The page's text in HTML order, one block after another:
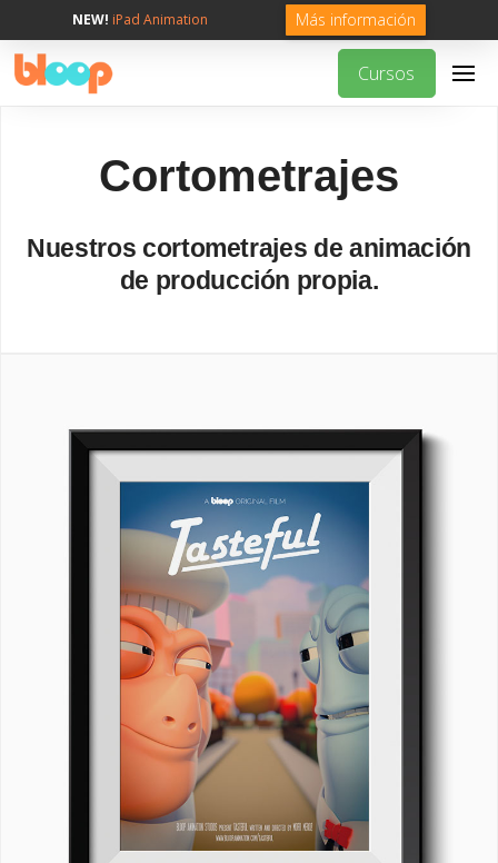
NEW! iPad Animation Más información
Cursos
Cortometrajes
Nuestros cortometrajes de animación
de producción propia.